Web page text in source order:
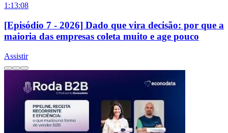
1:13:08
[Episódio 7 - 2026] Dado que vira decisão: por que a
maioria das empresas coleta muito e age pouco
Assistir